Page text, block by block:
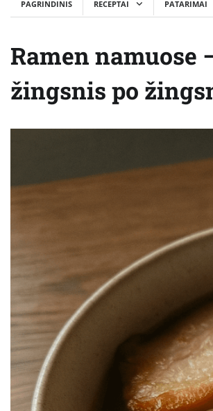
PAGRINDINIS RECEPTAI PATARIMAI
Ramen namuose
žingsnis po